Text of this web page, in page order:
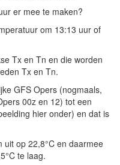
er mee te maken?
om 13:13 uur of
Tx en Tn en die worden
Tx en Tn.
GFS Opers (nogmaals,
00z en 12) tot een
hier onder) en dat is
uit op 22,8°C en daarmee
te laag.